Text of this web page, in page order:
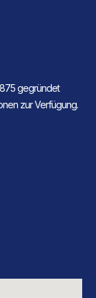
gegründet
zur Verfügung.